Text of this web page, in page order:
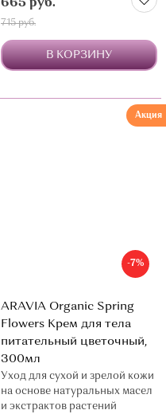
665 руб.
715 руб.
В КОРЗИНУ
-7%
Акция
ARAVIA Organic Spring
Flowers Крем для тела
питательный цветочный,
300мл
Уход для сухой и зрелой кожи
на основе натуральных масел
и экстрактов растений